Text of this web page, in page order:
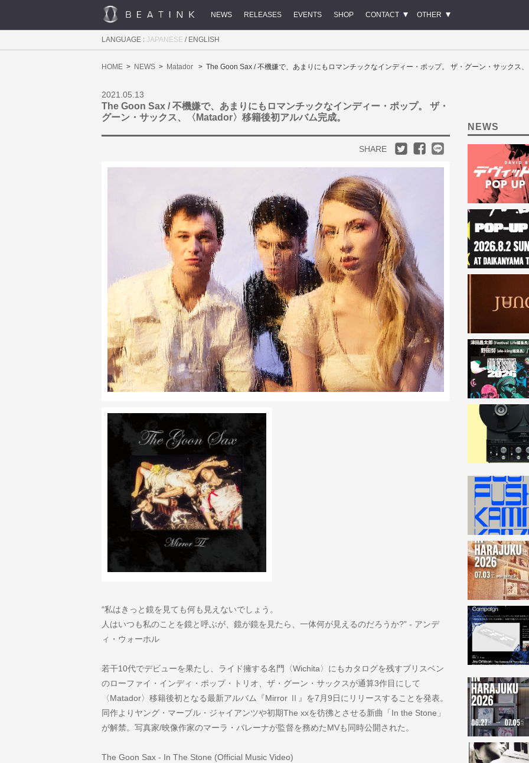
NEWS RELEASES EVENTS SHOP CONTACT OTHER
LANGUAGE : JAPANESE / ENGLISH
HOME NEWS Matador The Goon Sax / 不機嫌で、あまりにもロマンチックなインディー・ポップ。 ザ・グーン・サックス
2021.05.13
The Goon Sax / 不機嫌で、あまりにもロマンチックなインディー・ポップ。 ザ・
グーン・サックス、〈Matador〉移籍後初アルバム完成。
SHARE
“私はきっと鏡を見ても何も見えないでしょう。
人はいつも私のことを鏡と呼ぶが、鏡が鏡を見たら、一体何が見えるのだろうか?” - アンデ
ィ・ウォーホル
若干10代でデビューを果たし、ライド擁する名門〈Wichita〉にもカタログを残すブリスベン
のローファイ・インディ・ポップ・トリオ、ザ・グーン・サックスが通算3作目にして
〈Matador〉移籍後初となる最新アルバム『Mirror Ⅱ』を7月9日にリリースすることを発表。
同作よりヤング・マーブル・ジャイアンツや初期The xxを彷彿とさせる新曲「In the Stone」
が解禁。写真家/映像作家のマーラ・パレーナが監督を務めたMVも同時公開された。
The Goon Sax - In The Stone (Official Music Video)
NEWS